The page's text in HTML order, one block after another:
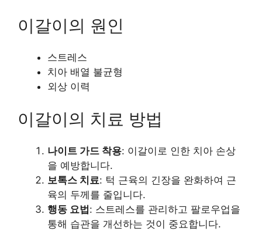
이갈이의 원인
스트레스
치아 배열 불균형
외상 이력
이갈이의 치료 방법
나이트 가드 착용: 이갈이로 인한 치아 손상
을 예방합니다.
보톡스 치료: 턱 근육의 긴장을 완화하여 근
육의 두께를 줄입니다.
행동 요법 : 스트레스를 관리하고 팔로우업을
통해 습관을 개선하는 것이 중요합니다.